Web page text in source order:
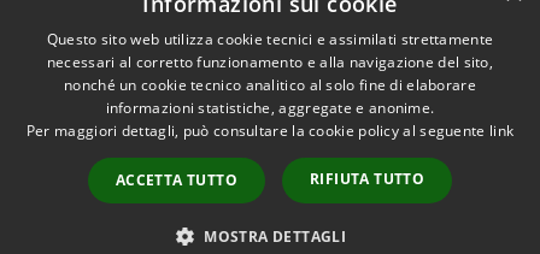
RSS
Accessibilità
Copyright © 2026 • Comune di
Municipium•
Accesso
redazione
Questo sito web utilizza cookie tecnici e assimilati strettamente
necessari al corretto funzionamento e alla navigazione del sito,
nonché un cookie tecnico analitico al solo fine di elaborare
informazioni statistiche, aggregate e anonime.
Per maggiori dettagli, può consultare la cookie policy al seguente link
ACCETTA TUTTO RIFIUTA TUTTO
MOSTRA DETTAGLI